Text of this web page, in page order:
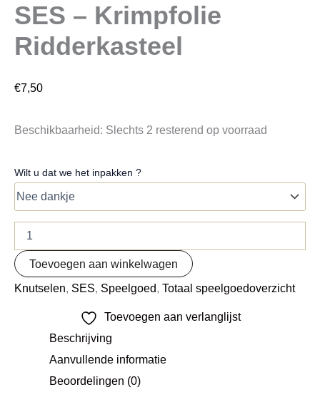
SES – Krimpfolie
Ridderkasteel
€7,50
Beschikbaarheid: Slechts 2 resterend op voorraad
Wilt u dat we het inpakken ?
Toevoegen aan winkelwagen
Knutselen SES Speelgoed Totaal speelgoedoverzicht
Toevoegen aan verlanglijst
Beschrijving
Aanvullende informatie
Beoordelingen (0)